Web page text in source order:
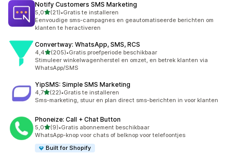
Notify Customers SMS Marketing
5,0van 5 sterren
(21)
21 recensies in totaal
•Gratis te installeren
Eenvoudige sms-campagnes en geautomatiseerde berichten om
klanten te heractiveren
Convertway: WhatsApp, SMS, RCS
4,4van 5 sterren
(205)
205 recensies in totaal
•Gratis proefperiode beschikbaar
Stimuleer winkelwagenherstel en omzet, en betrek klanten via
WhatsApp/SMS
YipSMS: Simple SMS Marketing
4,7van 5 sterren
(22)
22 recensies in totaal
•Gratis te installeren
Sms-marketing, stuur en plan direct sms-berichten in voor klanten
Phoneize: Call + Chat Button
5,0van 5 sterren
(9)
9 recensies in totaal
•Gratis abonnement beschikbaar
WhatsApp-knop voor chats of belknop voor telefoontjes
Built for Shopify